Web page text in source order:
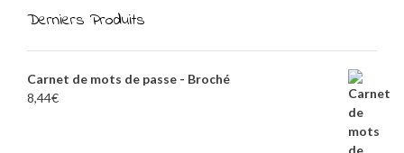
Derniers Produits
Carnet de mots de passe - Broché
8,44€